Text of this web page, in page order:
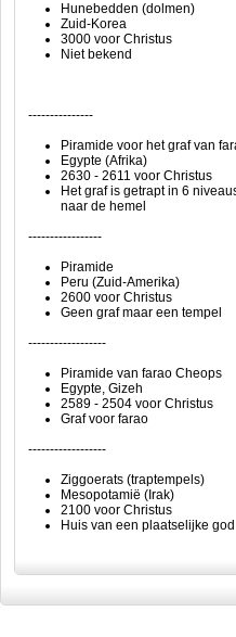
Hunebedden (dolmen)
Zuid-Korea
3000 voor Christus
Niet bekend
---------------
Piramide voor het graf van
Egypte (Afrika)
2630 - 2611 voor Christus
Het graf is getrapt in 6
naar de hemel
-----------------
Piramide
Peru (Zuid-Amerika)
2600 voor Christus
Geen graf maar een tempel
------------------
Piramide van farao Cheops
Egypte, Gizeh
2589 - 2504 voor Christus
Graf voor farao
------------------
Ziggoerats (traptempels)
Mesopotamië (Irak)
2100 voor Christus
Huis van een plaatselijke god